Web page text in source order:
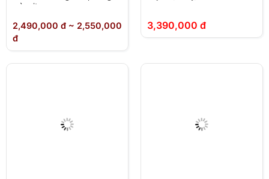
mù mịt
2,490,000 đ ~ 2,550,000
đ
3,390,000 đ